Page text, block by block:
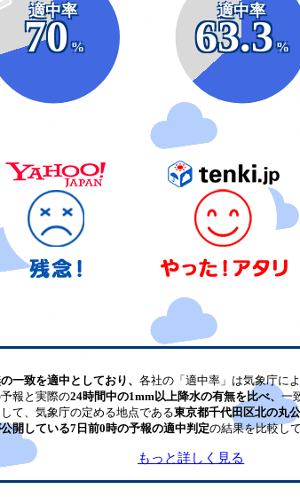
適中率
70
%
適中率
63.3
%
一致を適中としており、 各社の「適中率」は気象庁に
報と実際の24時間中の1mm以上降水の有無を比べ、 一
て、気象庁の定める地点である東京都千代田区北の丸
開している7日前0時の予報の適中判定の結果を比較し
もっと詳しく見る